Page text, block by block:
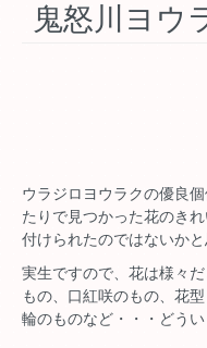
鬼怒川ヨウ
ウラジロヨウラクの優良
たりで見つかった花のき
付けられたのではないかと
実生ですので、花は様々
もの、口紅咲のもの、花
輪のものなど・・・どう